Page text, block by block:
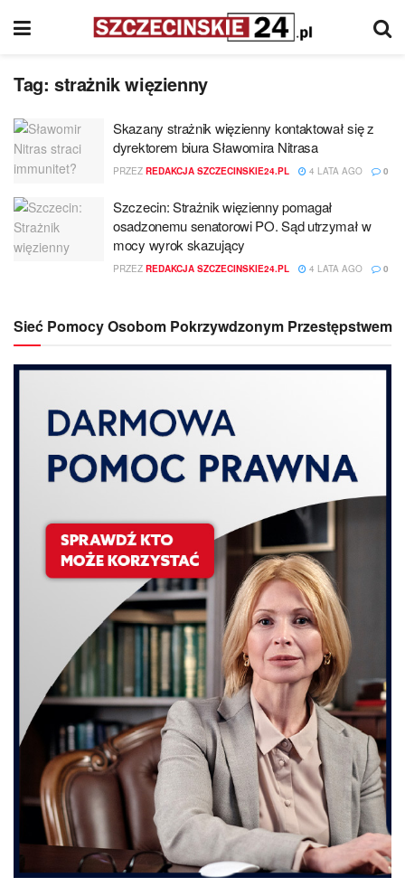
Tag: strażnik więzienny
Skazany strażnik więzienny kontaktował się z
dyrektorem biura Sławomira Nitrasa
PRZEZ REDAKCJA SZCZECINSKIE24.PL 4 LATA AGO 0
Szczecin: Strażnik więzienny pomagał
osadzonemu senatorowi PO. Sąd utrzymał w
mocy wyrok skazujący
PRZEZ REDAKCJA SZCZECINSKIE24.PL 4 LATA AGO 0
Sieć Pomocy Osobom Pokrzywdzonym Przestępstwem